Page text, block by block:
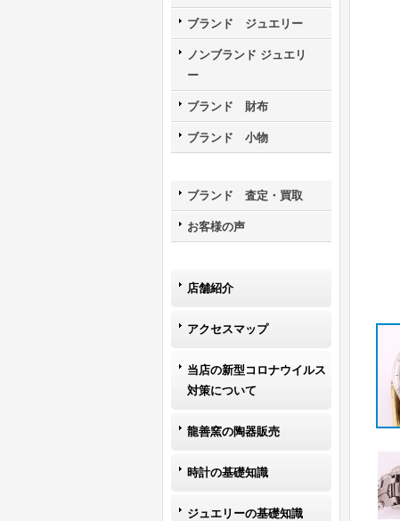
ブランド ジュエリー
ノンブランド ジュエリ
ー
ブランド 財布
ブランド 小物
ブランド 査定・買取
お客様の声
店舗紹介
アクセスマップ
当店の新型コロナウイルス
対策について
龍善窯の陶器販売
時計の基礎知識
ジュエリーの基礎知識